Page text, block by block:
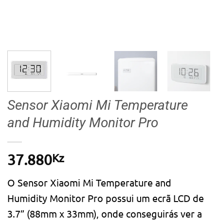
Sensor Xiaomi Mi Temperature
and Humidity Monitor Pro
37.880Kz
O Sensor Xiaomi Mi Temperature and
Humidity Monitor Pro possui um ecrã LCD de
3.7” (88mm x 33mm), onde conseguirás ver a